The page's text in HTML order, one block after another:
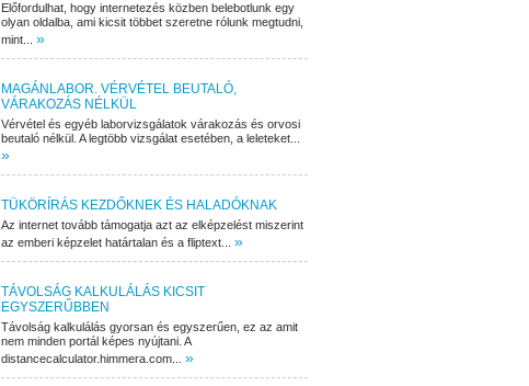
Előfordulhat, hogy internetezés közben belebotlunk egy
olyan oldalba, ami kicsit többet szeretne rólunk megtudni,
mint... »
MAGÁNLABOR. VÉRVÉTEL BEUTALÓ,
VÁRAKOZÁS NÉLKÜL
Vérvétel és egyéb laborvizsgálatok várakozás és orvosi
beutaló nélkül. A legtöbb vizsgálat esetében, a leleteket...
»
TÜKÖRÍRÁS KEZDŐKNEK ÉS HALADÓKNAK
Az internet tovább támogatja azt az elképzelést miszerint
az emberi képzelet határtalan és a fliptext... »
TÁVOLSÁG KALKULÁLÁS KICSIT
EGYSZERŰBBEN
Távolság kalkulálás gyorsan és egyszerűen, ez az amit
nem minden portál képes nyújtani. A
distancecalculator.himmera.com... »